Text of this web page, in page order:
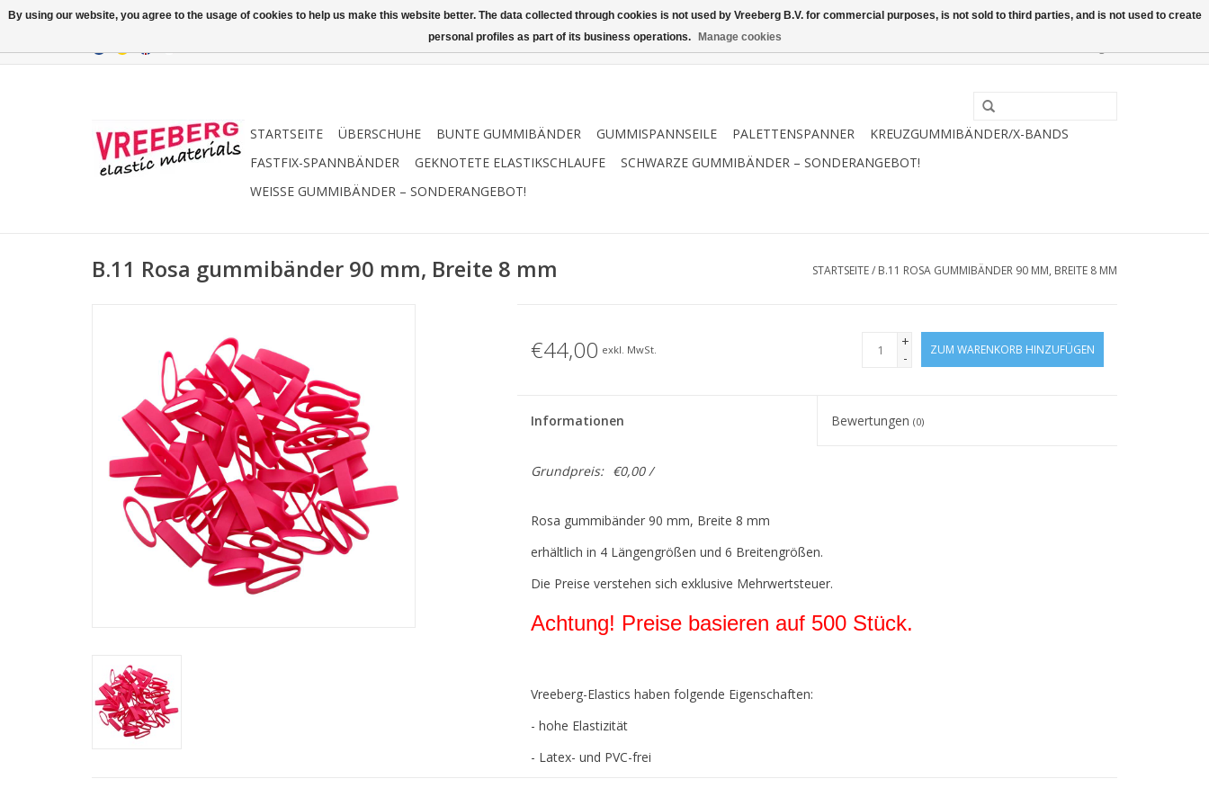
STARTSEITE ÜBERSCHUHE BUNTE GUMMIBÄNDER GUMMISPANNSEILE PALETTENSPANNER
KREUZGUMMIBÄNDER/X-BANDS
FASTFIX-SPANNBÄNDER
GEKNOTETE ELASTIKSCHLAUFE
SCHWARZE GUMMIBÄNDER – SONDERANGEBOT!
WEISSE GUMMIBÄNDER – SONDERANGEBOT!
B.11 Rosa gummibänder 90 mm, Breite 8 mm STARTSEITE/ B.11 ROSA GUMMIBÄNDER 90 MM, BREITE 8 MM
€44,00 exkl. MwSt.
+
-
ZUM WARENKORB HINZUFÜGEN
Informationen Bewertungen(0)
Grundpreis: €0,00 /
Rosa gummibänder 90 mm, Breite 8 mm
erhältlich in 4 Längengrößen und 6 Breitengrößen.
Die Preise verstehen sich exklusive Mehrwertsteuer.
Achtung! Preise basieren auf 500 Stück.
Vreeberg-Elastics haben folgende Eigenschaften:
- hohe Elastizität
- Latex- und PVC-frei
By using our website, you agree to the usage of cookies to help us make this website better. The data collected through cookies is not used by Vreeberg B.V. for commercial purposes, is not sold to third parties, and is not used to create
personal profiles as part of its business operations.
Manage cookies